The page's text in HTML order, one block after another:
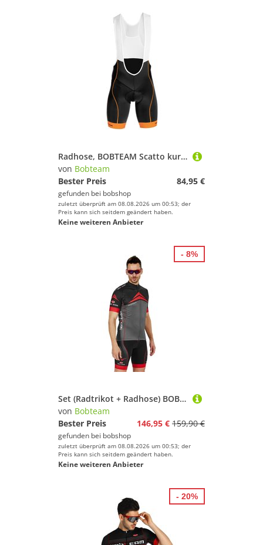
Radhose, BOBTEAM Scatto kurze Trägerhose, für Herren, Größe S,
von Bobteam
Bester Preis
84,95 €
gefunden bei bobshop
zuletzt überprüft am 08.08.2026 um 00:53; der
Preis kann sich seitdem geändert haben.
Keine weiteren Anbieter
Set (Radtrikot + Radhose) BOBTEAM Performance Line Set (2 Teile), für
von Bobteam
Bester Preis
146,95 € 159,90 €
gefunden bei bobshop
zuletzt überprüft am 08.08.2026 um 00:53; der
Preis kann sich seitdem geändert haben.
Keine weiteren Anbieter
- 8%
- 20%